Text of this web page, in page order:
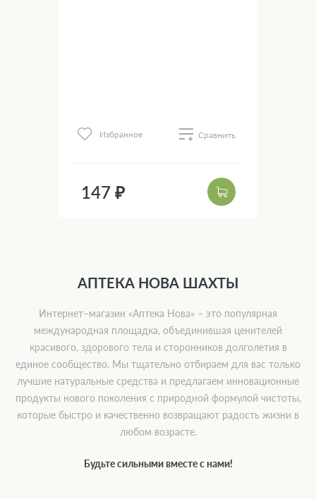
Избранное Сравнить
147 ₽
АПТЕКА НОВА ШАХТЫ
Интернет–магазин «Аптека Нова» – это популярная
международная площадка, объединившая ценителей
красивого, здорового тела и сторонников долголетия в
единое сообщество. Мы тщательно отбираем для вас только
лучшие натуральные средства и предлагаем инновационные
продукты нового поколения с природной формулой чистоты,
которые быстро и качественно возвращают радость жизни в
любом возрасте.
Будьте сильными вместе с нами!